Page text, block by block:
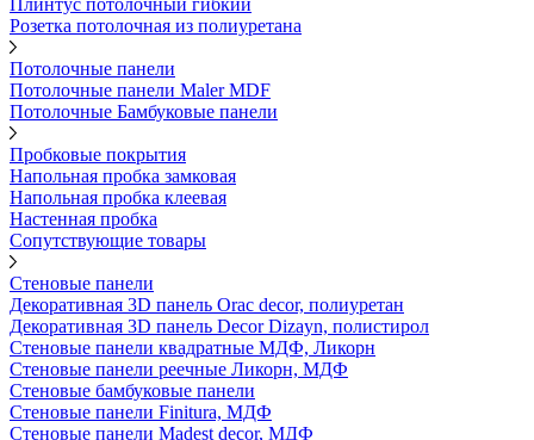
Плинтус потолочный гибкий
Розетка потолочная из полиуретана
Потолочные панели
Потолочные панели Maler MDF
Потолочные Бамбуковые панели
Пробковые покрытия
Напольная пробка замковая
Напольная пробка клеевая
Настенная пробка
Сопутствующие товары
Стеновые панели
Декоративная 3D панель Orac decor, полиуретан
Декоративная 3D панель Decor Dizayn, полистирол
Стеновые панели квадратные МДФ, Ликорн
Стеновые панели реечные Ликорн, МДФ
Стеновые бамбуковые панели
Стеновые панели Finitura, МДФ
Стеновые панели Madest decor, МДФ